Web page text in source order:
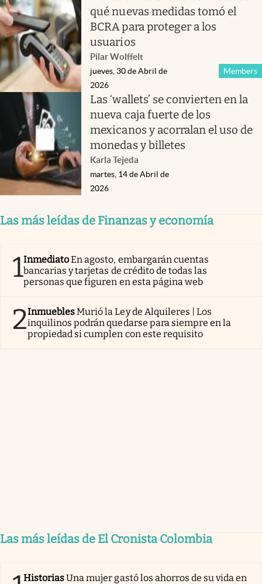
qué nuevas medidas tomó el
BCRA para proteger a los
usuarios
Pilar Wolffelt
Members
jueves, 30 de Abril de
2026
Las ‘wallets’ se convierten en la
nueva caja fuerte de los
mexicanos y acorralan el uso de
monedas y billetes
Karla Tejeda
martes, 14 de Abril de
2026
Las más leídas de Finanzas y economía
1InmediatoEn agosto, embargarán cuentas
bancarias y tarjetas de crédito de todas las
personas que figuren en esta página web
2InmueblesMurió la Ley de Alquileres | Los
inquilinos podrán quedarse para siempre en la
propiedad si cumplen con este requisito
Las más leídas de El Cronista Colombia
HistoriasUna mujer gastó los ahorros de su vida en